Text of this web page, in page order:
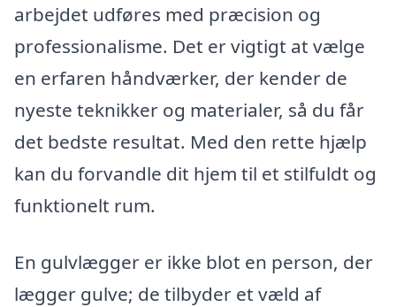
arbejdet udføres med præcision og
professionalisme. Det er vigtigt at vælge
en erfaren håndværker, der kender de
nyeste teknikker og materialer, så du får
det bedste resultat. Med den rette hjælp
kan du forvandle dit hjem til et stilfuldt og
funktionelt rum.
En gulvlægger er ikke blot en person, der
lægger gulve; de tilbyder et væld af